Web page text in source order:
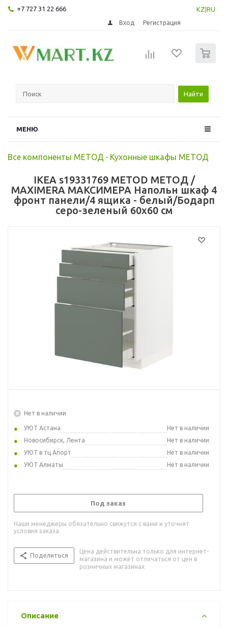
+7 727 31 22 666 KZ RU
Вход Регистрация
Найти
МЕНЮ
Все компоненты МЕТОД - Кухонные шкафы МЕТОД
IKEA s19331769 METOD МЕТОД /
MAXIMERA МАКСИМЕРА Напольн шкаф 4
фронт панели/4 ящика - белый/Бодарп
серо-зеленый 60x60 см
Нет в наличии
УЮТ Астана
Нет в наличии
Новосибирск, Лента
Нет в наличии
УЮТ в тц Апорт
Нет в наличии
УЮТ Алматы
Нет в наличии
Под заказ
Наши менеджеры обязательно свяжутся с вами и уточнят
условия заказа
Поделиться
Цена действительна только для интернет-
магазина и может отличаться от цен в
розничных магазинах
Описание